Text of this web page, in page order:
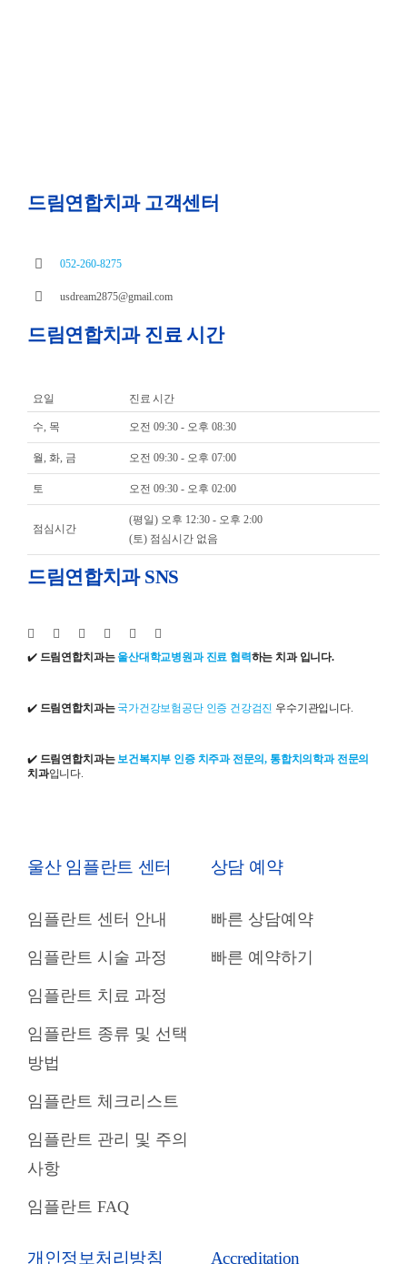
드림연합치과 고객센터
052-260-8275
usdream2875@gmail.com
드림연합치과 진료 시간
요일 진료 시간
수, 목 오전 09:30 - 오후 08:30
월, 화, 금 오전 09:30 - 오후 07:00
토 오전 09:30 - 오후 02:00
점심시간
(평일) 오후 12:30 - 오후 2:00
(토) 점심시간 없음
드림연합치과 SNS
✔️ 드림연합치과는 울산대학교병원과 진료 협력하는 치과 입니다.
✔️ 드림연합치과는 국가건강보험공단 인증 건강검진 우수기관입니다.
✔️ 드림연합치과는보건복지부 인증 치주과 전문의, 통합치의학과 전문의
치과입니다.
울산 임플란트 센터
임플란트 센터 안내
임플란트 시술 과정
임플란트 치료 과정
임플란트 종류 및 선택
방법
임플란트 체크리스트
임플란트 관리 및 주의
사항
임플란트 FAQ
상담 예약
빠른 상담예약
빠른 예약하기
개인정보처리방침 Accreditation